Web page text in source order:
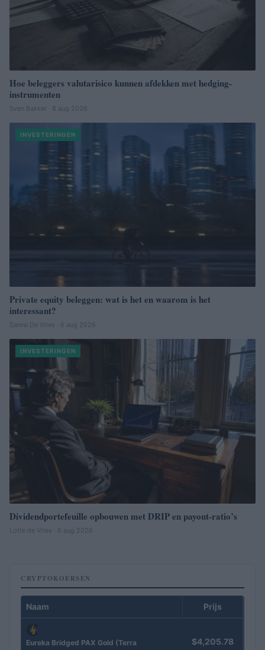
Hoe beleggers valutarisico kunnen afdekken met hedging-
instrumenten
Sven Bakker · 8 aug 2026
INVESTERINGEN
Private equity beleggen: wat is het en waarom is het
interessant?
Sanne De Vries · 6 aug 2026
INVESTERINGEN
Dividendportefeuille opbouwen met DRIP en payout-ratio’s
Lotte de Vries · 6 aug 2026
CRYPTOKOERSEN
Naam Prijs
Eureka Bridged PAX Gold (Terra $4,205.78